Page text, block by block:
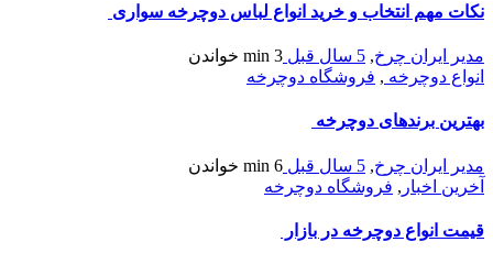
نکات مهم انتخاب و خرید انواع لباس دوچرخه سواری
مدیر ایران چرخ, 5 سال قبل 3 min
خواندن
انواع دوچرخه , فروشگاه دوچرخه
بهترین برندهای دوچرخه
مدیر ایران چرخ, 5 سال قبل 6 min
خواندن
آخرین اخبار , فروشگاه دوچرخه
قیمت انواع دوچرخه در بازار